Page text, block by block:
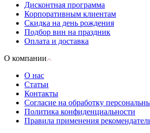
Дисконтная программа
Корпоративным клиентам
Скидка на день рождения
Подбор вин на праздник
Оплата и доставка
О компании
О нас
Статьи
Контакты
Согласие на обработку
Политика конфиденциальности
Правила применения